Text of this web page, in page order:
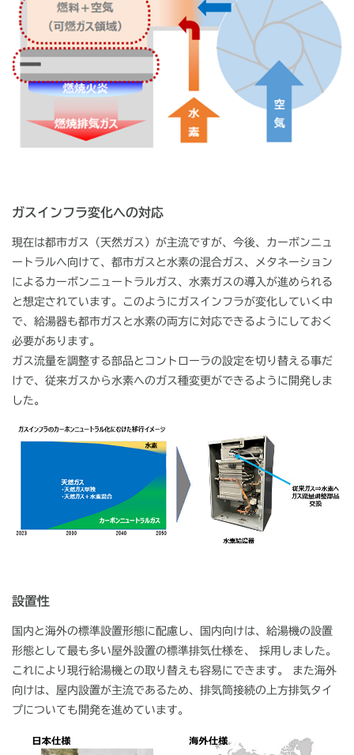
ガスインフラ変化への対応
現在は都市ガス（天然ガス）が主流ですが、今後、カーボンニュ
ートラルへ向けて、都市ガスと水素の混合ガス、メタネーション
によるカーボンニュートラルガス、水素ガスの導入が進められる
と想定されています。このようにガスインフラが変化していく中
で、給湯器も都市ガスと水素の両方に対応できるようにしておく
必要があります。
ガス流量を調整する部品とコントローラの設定を切り替える事だ
けで、従来ガスから水素へのガス種変更ができるように開発しま
した。
設置性
国内と海外の標準設置形態に配慮し、国内向けは、給湯機の設置
形態として最も多い屋外設置の標準排気仕様を、 採用しました。
これにより現行給湯機との取り替えも容易にできます。 また海外
向けは、屋内設置が主流であるため、排気筒接続の上方排気タイ
プについても開発を進めています。